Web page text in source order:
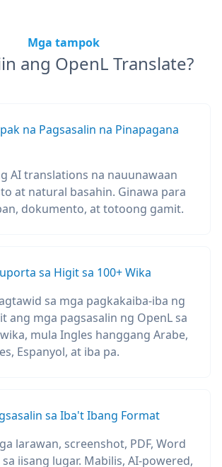
Mga tampok
ang OpenL Translate?
na Pagsasalin na Pinapagana
AI translations na nauunawaan
at natural basahin. Ginawa para
dokumento, at totoong gamit.
sa Higit sa 100+ Wika
sa mga pagkakaiba-iba ng
ang mga pagsasalin ng OpenL sa
mula Ingles hanggang Arabe,
Espanyol, at iba pa.
sa Iba't Ibang Format
larawan, screenshot, PDF, Word
iisang lugar. Mabilis, AI-powered,